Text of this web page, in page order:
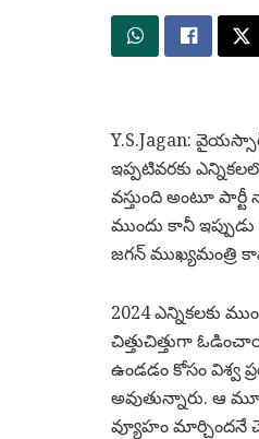
Y.S.Jagan:
ఇప్పటివరకు
వస్తుంది అంటూ
ముందు కానీ
జగన్ ముఖ్యమంత్రి
2024 ఎన్నికలకు
చిత్తుచిత్తుగా
ఉండడం కోసం విశ్వ
అవుతున్నారు. ఆ
వ్యూహం మార్చిందనే